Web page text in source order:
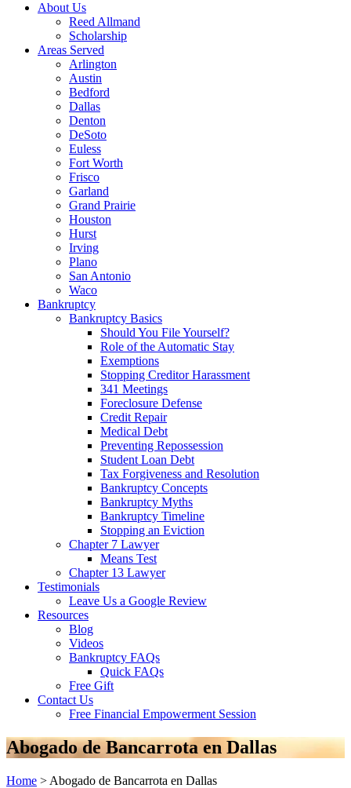
About Us
Reed Allmand
Scholarship
Areas Served
Arlington
Austin
Bedford
Dallas
Denton
DeSoto
Euless
Fort Worth
Frisco
Garland
Grand Prairie
Houston
Hurst
Irving
Plano
San Antonio
Waco
Bankruptcy
Bankruptcy Basics
Should You File Yourself?
Role of the Automatic Stay
Exemptions
Stopping Creditor Harassment
341 Meetings
Foreclosure Defense
Credit Repair
Medical Debt
Preventing Repossession
Student Loan Debt
Tax Forgiveness and Resolution
Bankruptcy Concepts
Bankruptcy Myths
Bankruptcy Timeline
Stopping an Eviction
Chapter 7 Lawyer
Means Test
Chapter 13 Lawyer
Testimonials
Leave Us a Google Review
Resources
Blog
Videos
Bankruptcy FAQs
Quick FAQs
Free Gift
Contact Us
Free Financial Empowerment Session
Abogado de Bancarrota en Dallas
Home > Abogado de Bancarrota en Dallas